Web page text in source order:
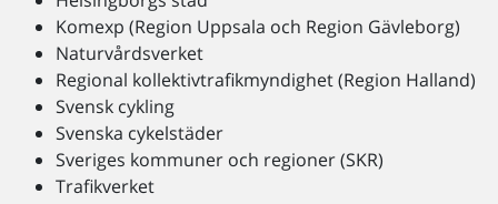
Komexp (Region Uppsala och Region Gävleborg)
Naturvårdsverket
Regional kollektivtrafikmyndighet (Region Halland)
Svensk cykling
Svenska cykelstäder
Sveriges kommuner och regioner (SKR)
Trafikverket